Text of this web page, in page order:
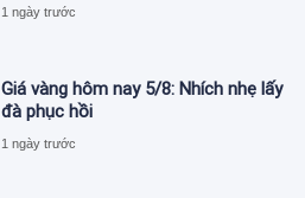
1 ngày trước
Giá vàng hôm nay 5/8: Nhích nhẹ lấy
đà phục hồi
1 ngày trước